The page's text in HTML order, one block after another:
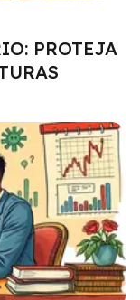
PROTEJA